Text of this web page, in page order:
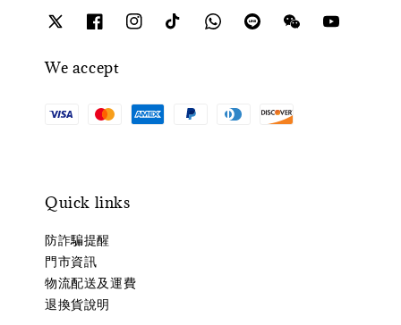
We accept
Quick links
防詐騙提醒
門市資訊
物流配送及運費
退換貨說明